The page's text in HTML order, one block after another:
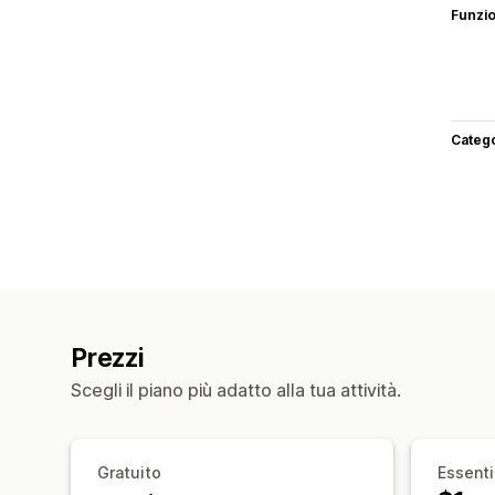
Prezzi
Scegli il piano più adatto alla tua attività.
Gratuito